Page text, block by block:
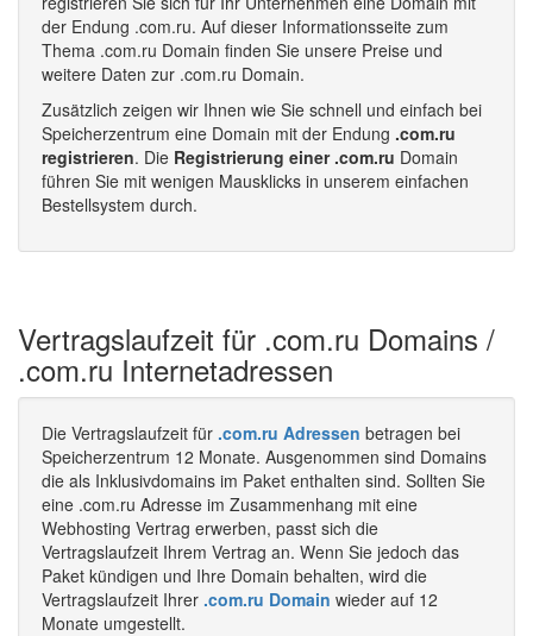
der Endung .com.ru. Auf dieser Informationsseite zum
Thema .com.ru Domain finden Sie unsere Preise und
weitere Daten zur .com.ru Domain.
Zusätzlich zeigen wir Ihnen wie Sie schnell und einfach bei
Speicherzentrum eine Domain mit der Endung .com.ru
registrieren. Die Registrierung einer .com.ru Domain
führen Sie mit wenigen Mausklicks in unserem einfachen
Bestellsystem durch.
Vertragslaufzeit für .com.ru Domains /
.com.ru Internetadressen
Die Vertragslaufzeit für .com.ru Adressen betragen bei
Speicherzentrum 12 Monate. Ausgenommen sind Domains
die als Inklusivdomains im Paket enthalten sind. Sollten Sie
eine .com.ru Adresse im Zusammenhang mit eine
Webhosting Vertrag erwerben, passt sich die
Vertragslaufzeit Ihrem Vertrag an. Wenn Sie jedoch das
Paket kündigen und Ihre Domain behalten, wird die
Vertragslaufzeit Ihrer .com.ru Domain wieder auf 12
Monate umgestellt.